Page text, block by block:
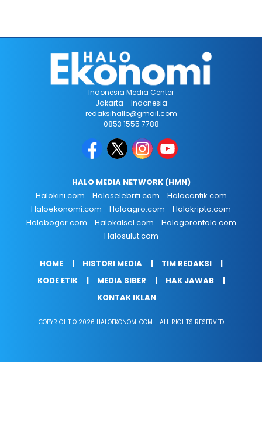
Indonesia Media Center
Jakarta - Indonesia
redaksihallo@gmail.com
0853 1555 7788
HALO MEDIA NETWORK (HMN)
Halokini.com
Haloselebriti.com
Halocantik.com
Haloekonomi.com
Haloagro.com
Halokripto.com
Halobogor.com
Halokalsel.com
Halogorontalo.com
Halosulut.com
HOME HISTORI MEDIA
TIM REDAKSI
KODE ETIK
MEDIA SIBER
HAK JAWAB
KONTAK IKLAN
COPYRIGHT © 2026 HALOEKONOMI.COM - ALL RIGHTS RESERVED